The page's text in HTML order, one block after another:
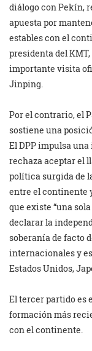
diálogo con Pekín,
apuesta por
estables con el
presidenta del
importante visita
Jinping.
Por el contrario, el
sostiene una
El DPP impulsa
rechaza aceptar el
política surgida de
entre el continente
que existe “una
declarar la
soberanía de facto
internacionales y
Estados Unidos,
El tercer partido es
formación más
con el continente.